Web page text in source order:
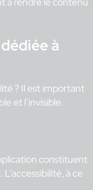
à
? Il est important
et l’invisible.
constituent
à ce